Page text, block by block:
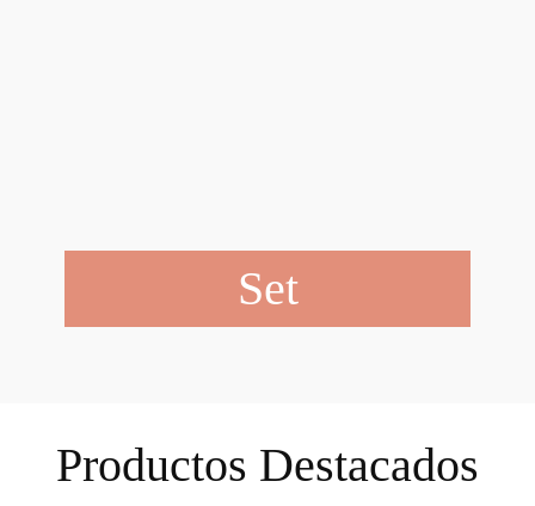
Set
Productos Destacados